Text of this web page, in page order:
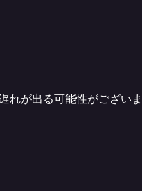
れが出る可能性がござい